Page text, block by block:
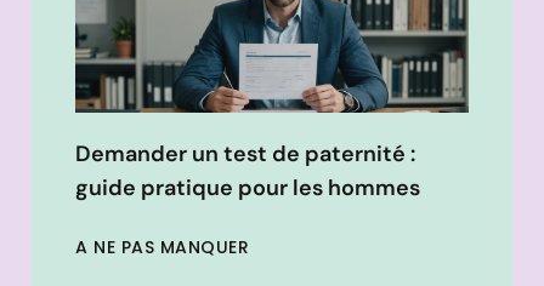
Demander un test de paternité :
guide pratique pour les hommes
A NE PAS MANQUER